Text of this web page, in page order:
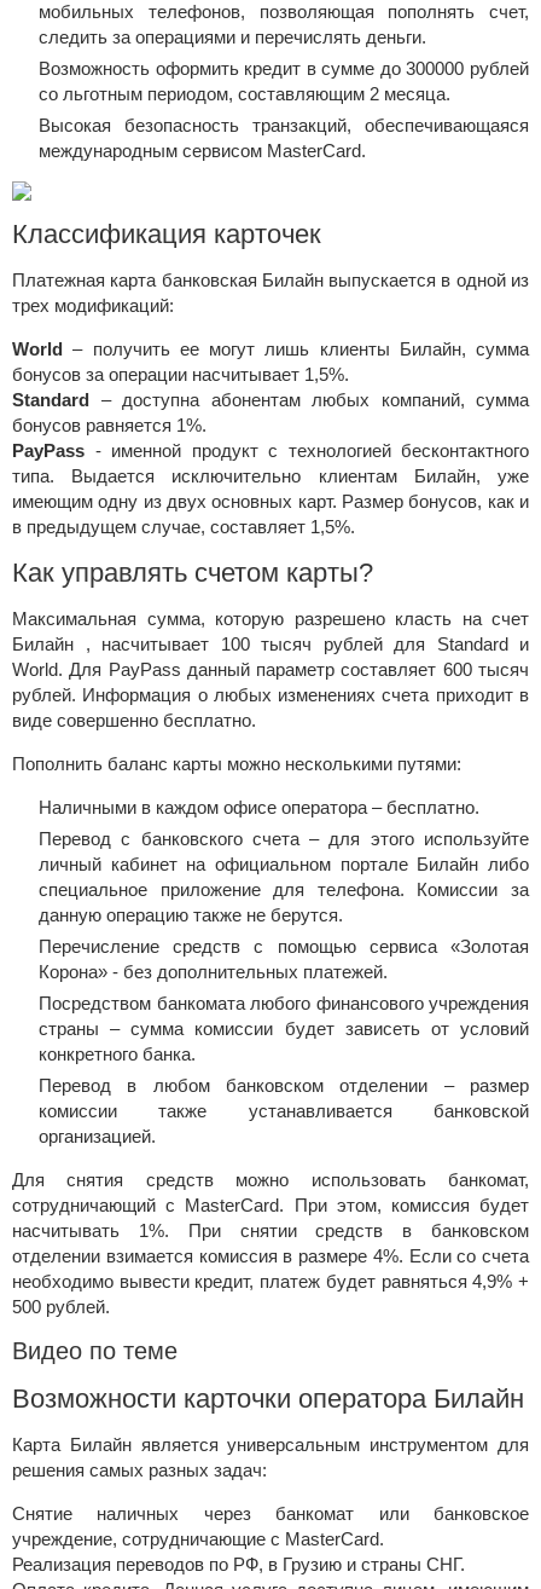
мобильных телефонов, позволяющая пополнять счет,
следить за операциями и перечислять деньги.
Возможность оформить кредит в сумме до 300000 рублей
со льготным периодом, составляющим 2 месяца.
Высокая безопасность транзакций, обеспечивающаяся
международным сервисом MasterCard.
Классификация карточек
Платежная карта банковская Билайн выпускается в одной из
трех модификаций:
World– получить ее могут лишь клиенты Билайн, сумма
бонусов за операции насчитывает 1,5%.
Standard – доступна абонентам любых компаний, сумма
бонусов равняется 1%.
PayPass - именной продукт с технологией бесконтактного
типа. Выдается исключительно клиентам Билайн, уже
имеющим одну из двух основных карт. Размер бонусов, как и
в предыдущем случае, составляет 1,5%.
Как управлять счетом карты?
Максимальная сумма, которую разрешено класть на счет
Билайн , насчитывает 100 тысяч рублей для Standard и
World. Для PayPass данный параметр составляет 600 тысяч
рублей. Информация о любых изменениях счета приходит в
виде совершенно бесплатно.
Пополнить баланс карты можно несколькими путями:
Наличными в каждом офисе оператора – бесплатно.
Перевод с банковского счета – для этого используйте
личный кабинет на официальном портале Билайн либо
специальное приложение для телефона. Комиссии за
данную операцию также не берутся.
Перечисление средств с помощью сервиса «Золотая
Корона» - без дополнительных платежей.
Посредством банкомата любого финансового учреждения
страны – сумма комиссии будет зависеть от условий
конкретного банка.
Перевод в любом банковском отделении – размер
комиссии также устанавливается банковской
организацией.
Для снятия средств можно использовать банкомат,
сотрудничающий с MasterCard. При этом, комиссия будет
насчитывать 1%. При снятии средств в банковском
отделении взимается комиссия в размере 4%. Если со счета
необходимо вывести кредит, платеж будет равняться 4,9% +
500 рублей.
Видео по теме
Возможности карточки оператора Билайн
Карта Билайн является универсальным инструментом для
решения самых разных задач:
Снятие наличных через банкомат или банковское
учреждение, сотрудничающие с MasterCard.
Реализация переводов по РФ, в Грузию и страны СНГ.